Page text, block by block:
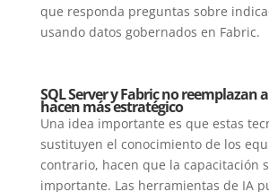
que responda preguntas sobre
usando datos gobernados en Fabric.
SQL Server y Fabric no reemplazan
hacen más estratégico
Una idea importante es que estas
sustituyen el conocimiento de los
contrario, hacen que la capacitación
importante. Las herramientas de IA